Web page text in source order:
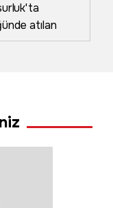
atılan
fişekler